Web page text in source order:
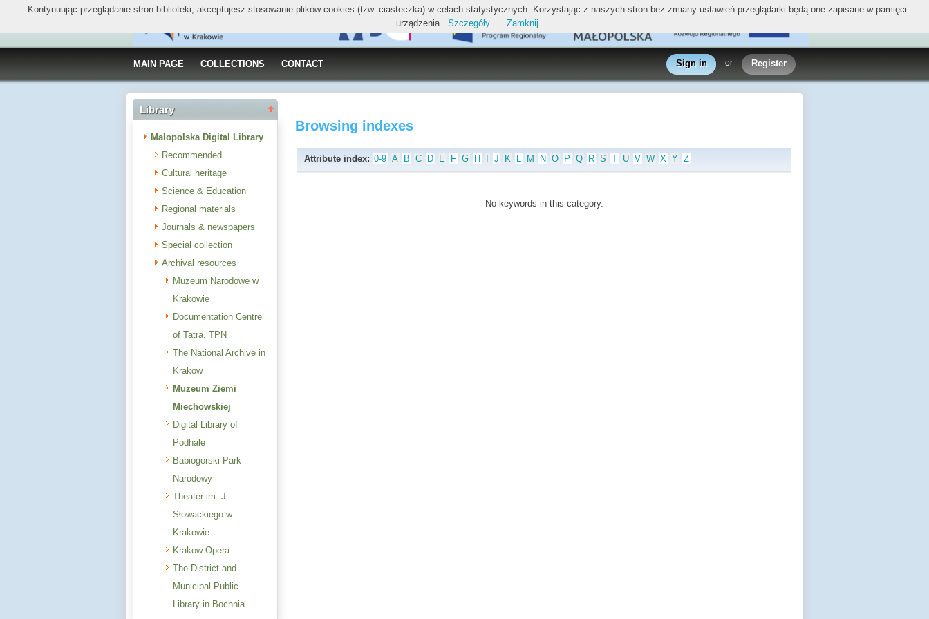
MAIN PAGE COLLECTIONS CONTACT Sign in or Register
Library
Malopolska Digital Library
Recommended
Cultural heritage
Science & Education
Regional materials
Journals & newspapers
Special collection
Archival resources
Muzeum Narodowe w
Krakowie
Documentation Centre
of Tatra. TPN
The National Archive in
Krakow
Muzeum Ziemi
Miechowskiej
Digital Library of
Podhale
Babiogórski Park
Narodowy
Theater im. J.
Słowackiego w
Krakowie
Krakow Opera
The District and
Municipal Public
Library in Bochnia
Browsing indexes
Attribute index: 0-9 A B C D E F G H J K L M N O P Q R S T U V W X Y Z
No keywords in this category.
Kontynuując przeglądanie stron biblioteki, akceptujesz stosowanie plików cookies (tzw. ciasteczka) w celach statystycznych. Korzystając z naszych stron bez zmiany ustawień przeglądarki będą one zapisane w pamięci
urządzenia. Szczegóły Zamknij